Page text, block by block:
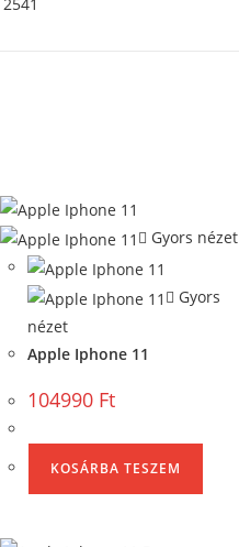
Gyors nézet
Gyors
nézet
Apple Iphone 11
104990 Ft
KOSÁRBA TESZEM